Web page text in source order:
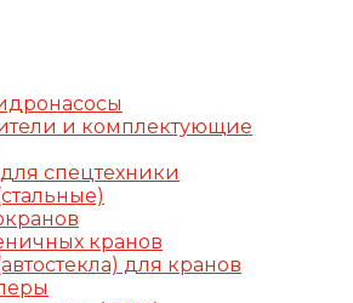
и комплектующие
спецтехники
кранов
для кранов